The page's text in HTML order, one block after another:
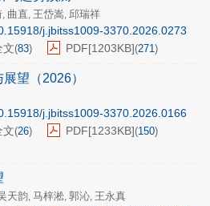
, 曲直, 王岱嵩, 邱瑞祥
j.jbitss1009-3370.2026.0273
文(83) PDF[1203KB](271)
望（2026）
j.jbitss1009-3370.2026.0166
文(26) PDF[1233KB](150)
天韵, 马梓淞, 郭沁, 王永真